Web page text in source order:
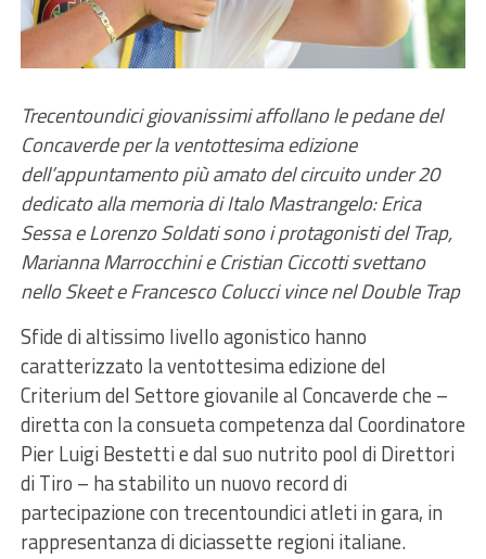
Trecentoundici giovanissimi affollano le pedane del
Concaverde per la ventottesima edizione
dell’appuntamento più amato del circuito under 20
dedicato alla memoria di Italo Mastrangelo: Erica
Sessa e Lorenzo Soldati sono i protagonisti del Trap,
Marianna Marrocchini e Cristian Ciccotti svettano
nello Skeet e Francesco Colucci vince nel Double Trap
Sfide di altissimo livello agonistico hanno
caratterizzato la ventottesima edizione del
Criterium del Settore giovanile al Concaverde che –
diretta con la consueta competenza dal Coordinatore
Pier Luigi Bestetti e dal suo nutrito pool di Direttori
di Tiro – ha stabilito un nuovo record di
partecipazione con trecentoundici atleti in gara, in
rappresentanza di diciassette regioni italiane.